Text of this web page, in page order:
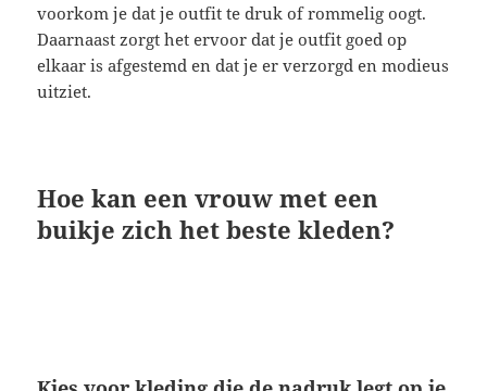
voorkom je dat je outfit te druk of rommelig oogt.
Daarnaast zorgt het ervoor dat je outfit goed op
elkaar is afgestemd en dat je er verzorgd en modieus
uitziet.
Hoe kan een vrouw met een
buikje zich het beste kleden?